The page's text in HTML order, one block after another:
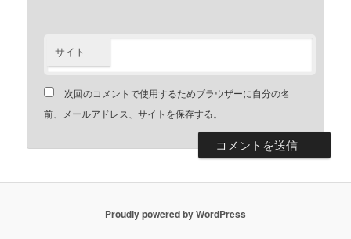
サイト
次回のコメントで使用するためブラウザーに自分の名
前、メールアドレス、サイトを保存する。
Proudly powered by WordPress